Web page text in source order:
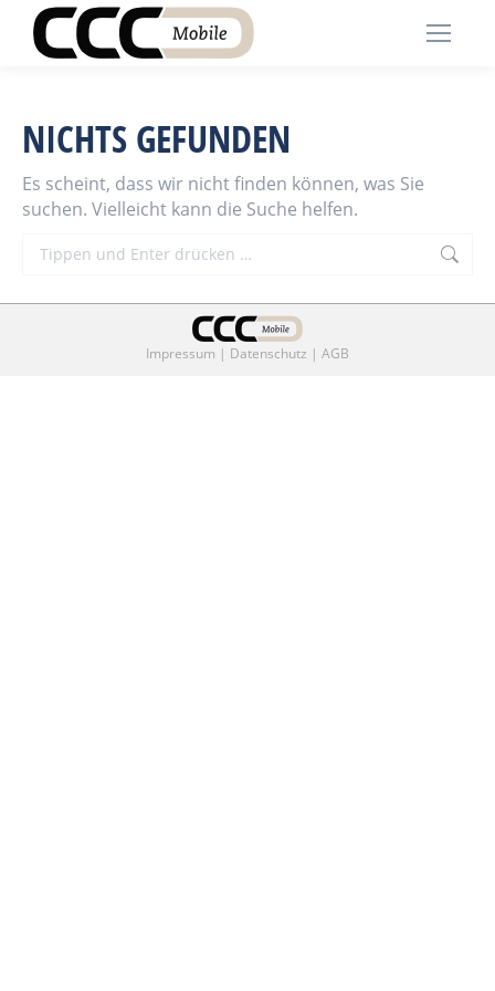
NICHTS GEFUNDEN
Es scheint, dass wir nicht finden können, was Sie
suchen. Vielleicht kann die Suche helfen.
Search:
Impressum | Datenschutz | AGB